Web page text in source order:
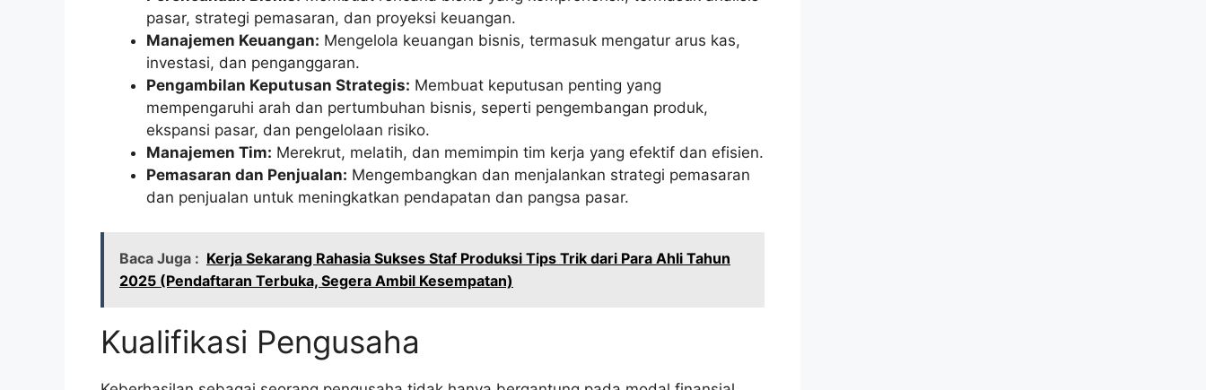
pasar, strategi pemasaran, dan proyeksi keuangan.
Manajemen Keuangan: Mengelola keuangan bisnis, termasuk mengatur arus kas,
investasi, dan penganggaran.
Pengambilan Keputusan Strategis: Membuat keputusan penting yang
mempengaruhi arah dan pertumbuhan bisnis, seperti pengembangan produk,
ekspansi pasar, dan pengelolaan risiko.
Manajemen Tim: Merekrut, melatih, dan memimpin tim kerja yang efektif dan efisien.
Pemasaran dan Penjualan: Mengembangkan dan menjalankan strategi pemasaran
dan penjualan untuk meningkatkan pendapatan dan pangsa pasar.
Baca Juga : Kerja Sekarang Rahasia Sukses Staf Produksi Tips Trik dari Para Ahli Tahun
2025 (Pendaftaran Terbuka, Segera Ambil Kesempatan)
Kualifikasi Pengusaha